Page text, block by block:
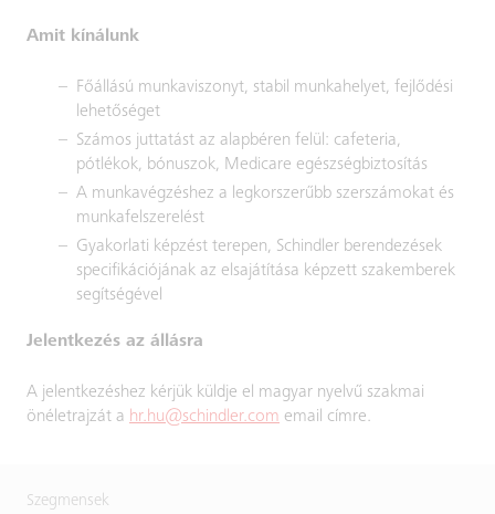
Amit kínálunk
Főállású munkaviszonyt, stabil munkahelyet, fejlődési
lehetőséget
Számos juttatást az alapbéren felül: cafeteria,
pótlékok, bónuszok, Medicare egészségbiztosítás
A munkavégzéshez a legkorszerűbb szerszámokat és
munkafelszerelést
Gyakorlati képzést terepen, Schindler berendezések
specifikációjának az elsajátítása képzett szakemberek
segítségével
Jelentkezés az állásra
A jelentkezéshez kérjük küldje el magyar nyelvű szakmai
önéletrajzát a hr.hu@schindler.com email címre.
Szegmensek